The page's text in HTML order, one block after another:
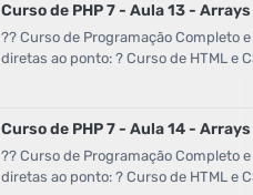
Curso de PHP 7 - Aula 13 -
?? Curso de Programação Completo
diretas ao ponto: ? Curso de HTML e
Curso de PHP 7 - Aula 14 -
?? Curso de Programação Completo
diretas ao ponto: ? Curso de HTML e